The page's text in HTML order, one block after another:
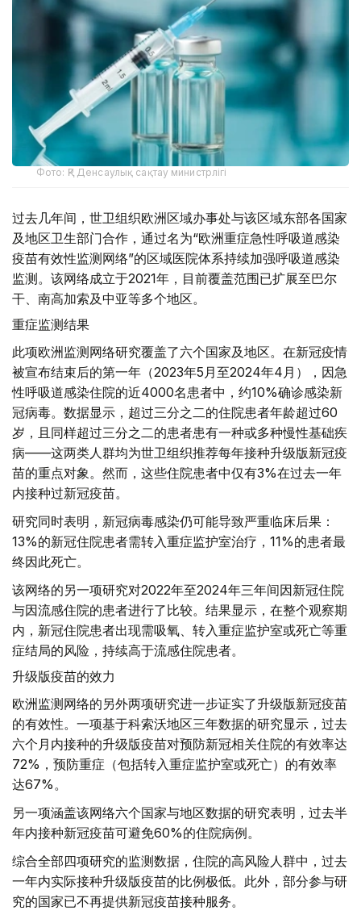
Фото: ҚР Денсаулық сақтау министрлігі
过去几年间，世卫组织欧洲区域办事处与该区域东部各国家
及地区卫生部门合作，通过名为“欧洲重症急性呼吸道感染
疫苗有效性监测网络”的区域医院体系持续加强呼吸道感染
监测。该网络成立于2021年，目前覆盖范围已扩展至巴尔
干、南高加索及中亚等多个地区。
重症监测结果
此项欧洲监测网络研究覆盖了六个国家及地区。在新冠疫情
被宣布结束后的第一年（2023年5月至2024年4月），因急
性呼吸道感染住院的近4000名患者中，约10%确诊感染新
冠病毒。数据显示，超过三分之二的住院患者年龄超过60
岁，且同样超过三分之二的患者患有一种或多种慢性基础疾
病——这两类人群均为世卫组织推荐每年接种升级版新冠疫
苗的重点对象。然而，这些住院患者中仅有3%在过去一年
内接种过新冠疫苗。
研究同时表明，新冠病毒感染仍可能导致严重临床后果：
13%的新冠住院患者需转入重症监护室治疗，11%的患者最
终因此死亡。
该网络的另一项研究对2022年至2024年三年间因新冠住院
与因流感住院的患者进行了比较。结果显示，在整个观察期
内，新冠住院患者出现需吸氧、转入重症监护室或死亡等重
症结局的风险，持续高于流感住院患者。
升级版疫苗的效力
欧洲监测网络的另外两项研究进一步证实了升级版新冠疫苗
的有效性。一项基于科索沃地区三年数据的研究显示，过去
六个月内接种的升级版疫苗对预防新冠相关住院的有效率达
72%，预防重症（包括转入重症监护室或死亡）的有效率
达67%。
另一项涵盖该网络六个国家与地区数据的研究表明，过去半
年内接种新冠疫苗可避免60%的住院病例。
综合全部四项研究的监测数据，住院的高风险人群中，过去
一年内实际接种升级版疫苗的比例极低。此外，部分参与研
究的国家已不再提供新冠疫苗接种服务。